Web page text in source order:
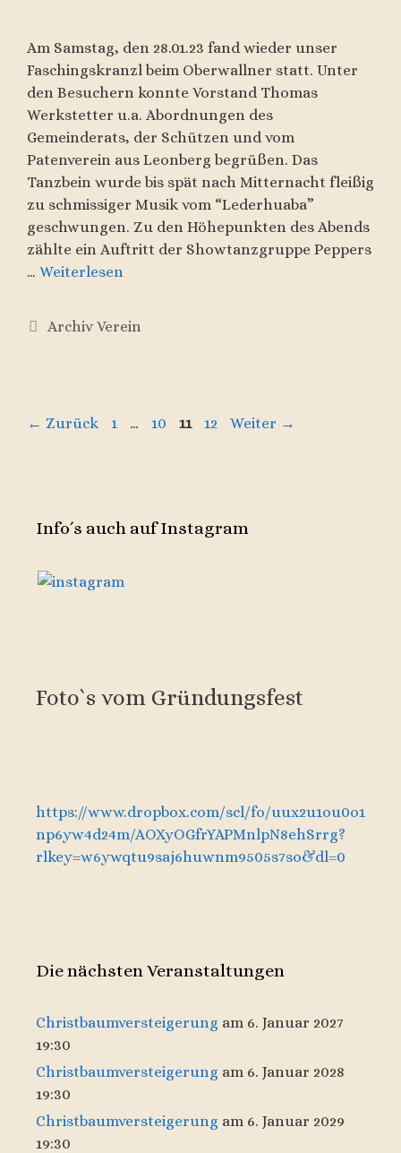
Am Samstag, den 28.01.23 fand wieder unser
Faschingskranzl beim Oberwallner statt. Unter
den Besuchern konnte Vorstand Thomas
Werkstetter u.a. Abordnungen des
Gemeinderats, der Schützen und vom
Patenverein aus Leonberg begrüßen. Das
Tanzbein wurde bis spät nach Mitternacht fleißig
zu schmissiger Musik vom “Lederhuaba”
geschwungen. Zu den Höhepunkten des Abends
zählte ein Auftritt der Showtanzgruppe Peppers
… Weiterlesen
Kategorien
Archiv Verein
← Zurück Seite
1 … Seite
10 Seite
11 Seite
12 Weiter →
Info´s auch auf Instagram
Foto`s vom Gründungsfest
https://www.dropbox.com/scl/fo/uux2u1ou0o1
np6yw4d24m/AOXyOGfrYAPMnlpN8ehSrrg?
rlkey=w6ywqtu9saj6huwnm9505s7so&dl=0
Die nächsten Veranstaltungen
Christbaumversteigerung am 6. Januar 2027
19:30
Christbaumversteigerung am 6. Januar 2028
19:30
Christbaumversteigerung am 6. Januar 2029
19:30